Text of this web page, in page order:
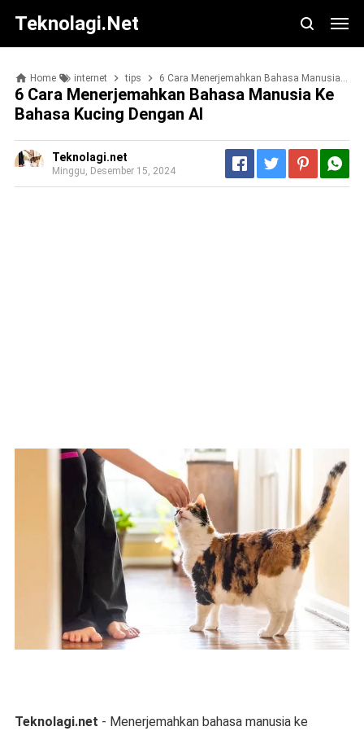
Teknolagi.net
Home internet tips 6 Cara Menerjemahkan Bahasa Manusia ke Bahasa Kucing dengan AI
6 Cara Menerjemahkan Bahasa Manusia Ke
Bahasa Kucing Dengan AI
Teknolagi.net
Minggu, Desember 15, 2024
Teknolagi.net - Menerjemahkan bahasa manusia ke